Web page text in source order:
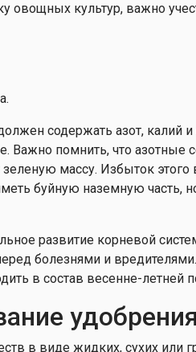
овощных культур, важно
содержать азот, калий
Важно помнить, что
зеленую массу. Избыток
буйную наземную часть,
развитие корневой
болезнями и
в состав весенне-летней
в виде жидких, сухих или